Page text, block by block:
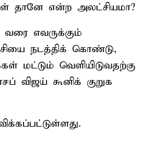
தானே என்ற அலட்சியமா?
வரை எவருக்கும்
நடத்திக் கொண்டு,
மட்டும் வெளியிடுவதற்கு
விஜய் கூனிக் குறுக